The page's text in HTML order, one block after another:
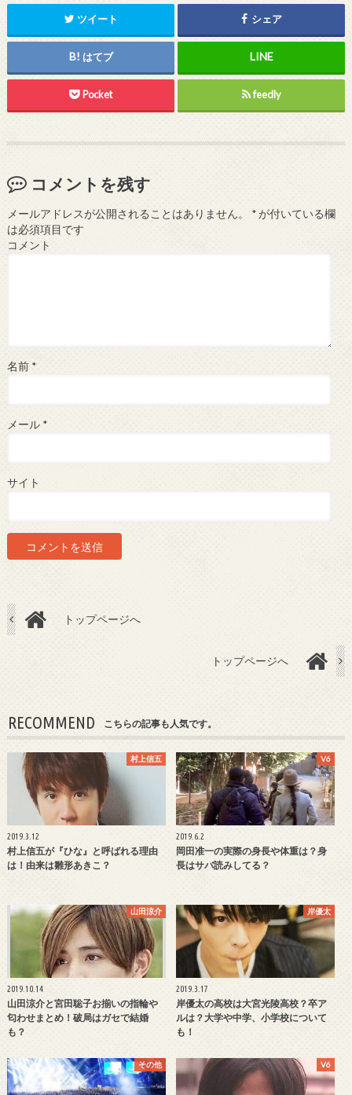
ツイート シェア
はてブ
Pocket feedly
コメントを残す
メールアドレスが公開されることはありません。 *が付いている欄
は必須項目です
コメント
名前 *
メール *
サイト
トップページへ
トップページへ
RECOMMEND こちらの記事も人気です。
村上信五
2019.3.12
村上信五が『ひな』と呼ばれる理由
は！由来は雛形あきこ？
V6
2019.6.2
岡田准一の実際の身長や体重は？身
長はサバ読みしてる？
山田涼介
2019.10.14
山田涼介と宮田聡子お揃いの指輪や
匂わせまとめ！破局はガセで結婚
も？
岸優太
2019.3.17
岸優太の高校は大宮光陵高校？卒ア
ルは？大学や中学、小学校について
も！
その他 V6